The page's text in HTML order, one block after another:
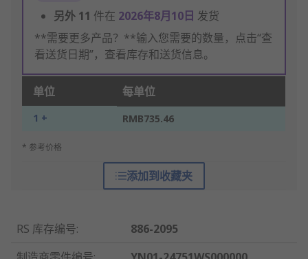
另外 11 件在 2026年8月10日 发货
**需要更多产品？**输入您需要的数量，点击“查
看送货日期”，查看库存和送货信息。
单位 每单位
1 + RMB735.46
* 参考价格
添加到收藏夹
RS 库存编号:
886-2095